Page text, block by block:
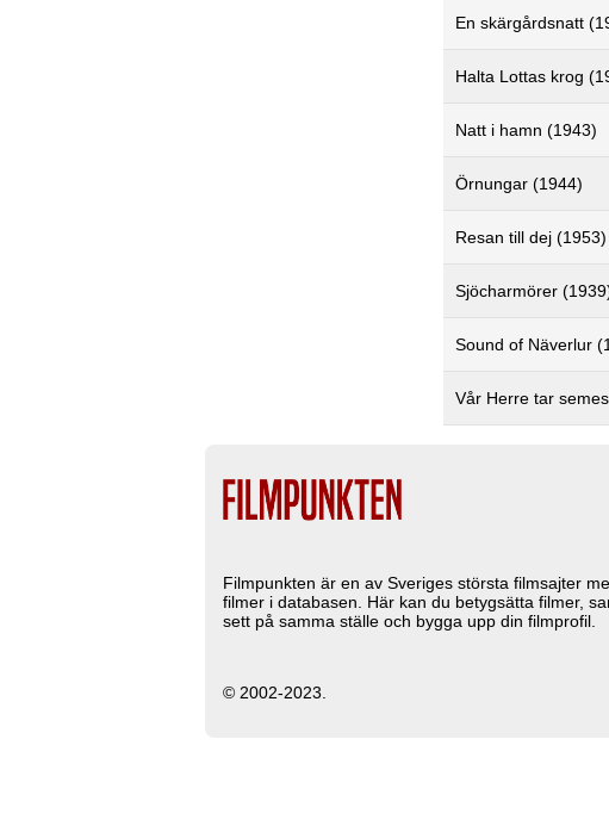
En skärgårdsnatt
Halta Lottas krog
Natt i hamn (1943)
Örnungar (1944)
Resan till dej (1953)
Sjöcharmörer
Sound of Näverlur
Vår Herre tar
Filmpunkten är en av Sveriges största filmsajter
filmer i databasen. Här kan du betygsätta filmer,
sett på samma ställe och bygga upp din filmprofil.
© 2002-2023.